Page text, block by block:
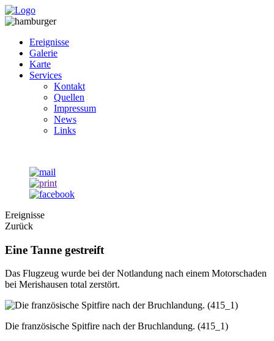
Ereignisse
Galerie
Karte
Services
Kontakt
Quellen
Impressum
News
Links
Ereignisse
Zurück
Eine Tanne gestreift
Das Flugzeug wurde bei der Notlandung nach einem Motorschaden
bei Merishausen total zerstört.
Die französische Spitfire nach der Bruchlandung. (415_1)